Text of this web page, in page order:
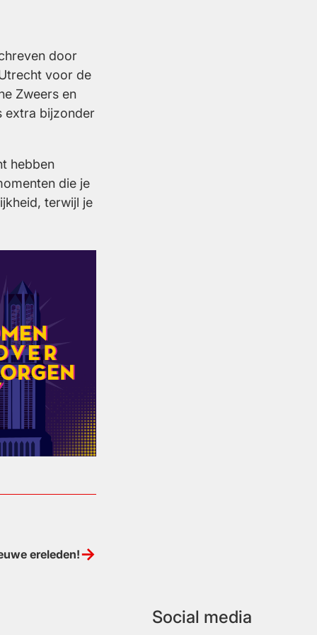
door
voor de
Zweers en
extra bijzonder
hebben
die je
terwijl je
ereleden!
Social media